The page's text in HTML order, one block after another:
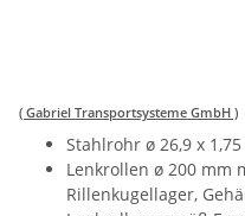
( Gabriel Transportsysteme GmbH )
Stahlrohr ø 26,9 x
Lenkrollen ø 200 mm
Rillenkugellager,